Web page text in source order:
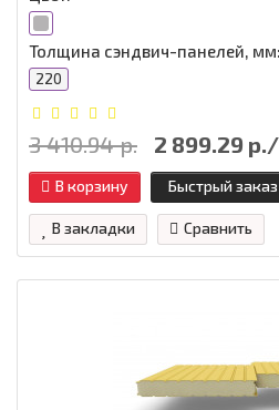
Толщина сэндвич-панелей, мм:
220
3 410.94 р. 2 899.29
В корзину Быстрый заказ
В закладки Сравнить